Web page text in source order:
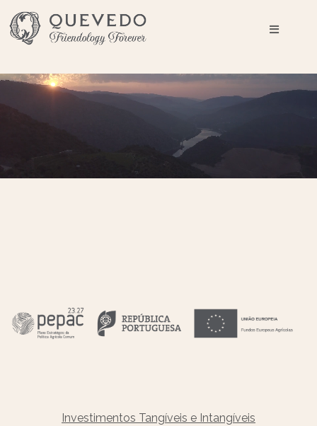
Investimentos Tangíveis e Intangíveis